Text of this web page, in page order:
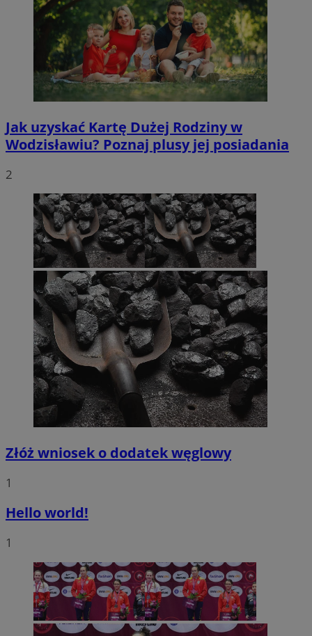
Jak uzyskać Kartę Dużej Rodziny w
Wodzisławiu? Poznaj plusy jej posiadania
2
Złóż wniosek o dodatek węglowy
1
Hello world!
1